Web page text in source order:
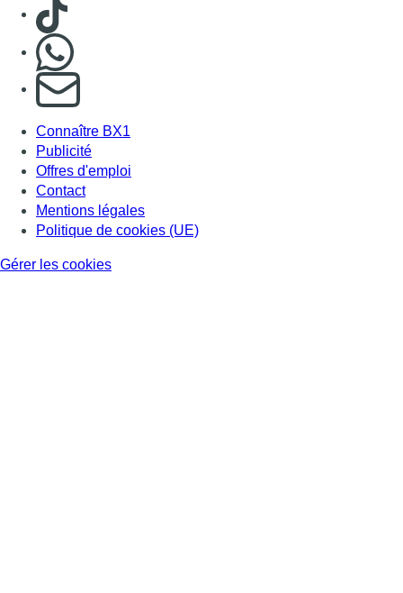
Consulter TikTok
S'abonner à notre newsletter
Connaître BX1
Publicité
Offres d'emploi
Contact
Mentions légales
Politique de cookies (UE)
Gérer les cookies